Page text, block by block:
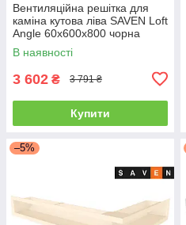
Вентиляційна решітка для
каміна кутова ліва SAVEN Loft
Angle 60х600х800 чорна
В наявності
3 602 ₴ 3 791 ₴
Купити
–5%